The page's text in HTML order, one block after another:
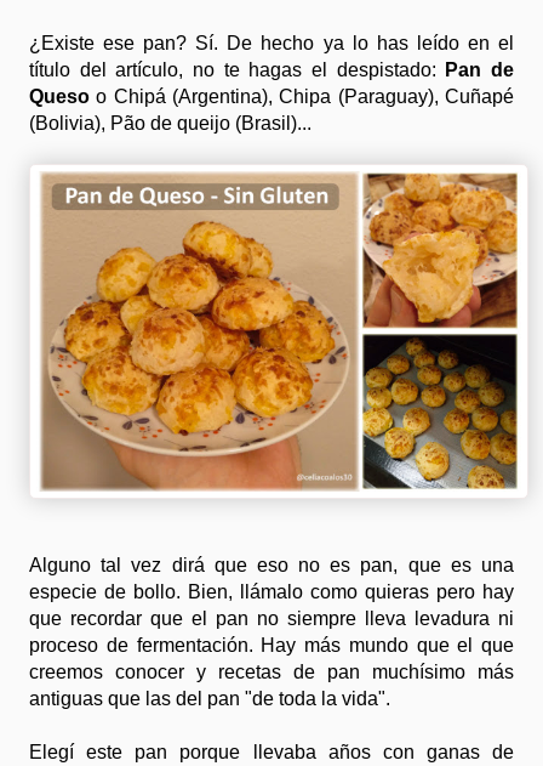
¿Existe ese pan? Sí. De hecho ya lo has leído en el
título del artículo, no te hagas el despistado: Pan de
Queso o Chipá (Argentina), Chipa (Paraguay), Cuñapé
(Bolivia), Pão de queijo (Brasil)...
Alguno tal vez dirá que eso no es pan, que es una
especie de bollo. Bien, llámalo como quieras pero hay
que recordar que el pan no siempre lleva levadura ni
proceso de fermentación. Hay más mundo que el que
creemos conocer y recetas de pan muchísimo más
antiguas que las del pan "de toda la vida".
Elegí este pan porque llevaba años con ganas de